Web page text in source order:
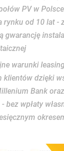
PV w
rynku od 10 lat -
gwarancję
warunki
klientów dzięki
Bank
bez wpłaty